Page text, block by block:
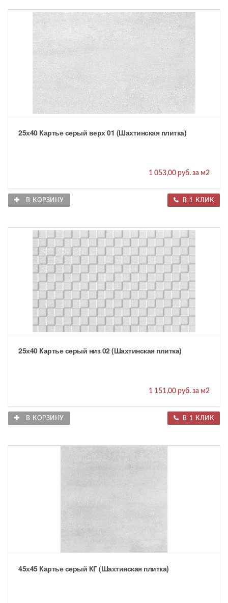
25х40 Картье серый верх 01 (Шахтинская плитка)
1 053,00 руб. за м2
В КОРЗИНУ В 1 КЛИК
25х40 Картье серый низ 02 (Шахтинская плитка)
1 151,00 руб. за м2
В КОРЗИНУ В 1 КЛИК
45х45 Картье серый КГ (Шахтинская плитка)